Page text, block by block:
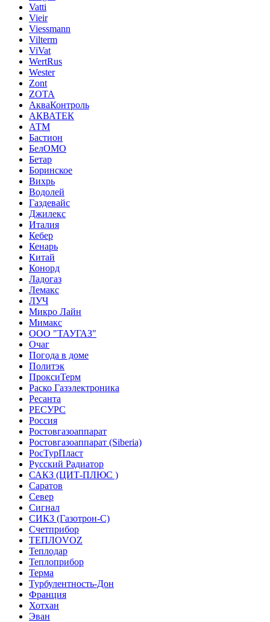
Vatti
Vieir
Viessmann
Vilterm
ViVat
WertRus
Wester
Zont
ZOTA
АкваКонтроль
АКВАТЕК
АТМ
Бастион
БелОМО
Бетар
Боринское
Вихрь
Водолей
Газдевайс
Джилекс
Италия
Кебер
Кенарь
Китай
Конорд
Ладогаз
Лемакс
ЛУЧ
Микро Лайн
Мимакс
ООО "ТАУГАЗ"
Очаг
Погода в доме
Политэк
ПроксиТерм
Раско Газэлектроника
Ресанта
РЕСУРС
Россия
Ростовгазоаппарат
Ростовгазоаппарат (Siberia)
РосТурПласт
Русский Радиатор
САКЗ (ЦИТ-ПЛЮС )
Саратов
Север
Сигнал
СИКЗ (Газотрон-С)
Счетприбор
ТЕПЛОVOZ
Теплодар
Теплоприбор
Терма
Турбулентность-Дон
Франция
Хотхан
Эван